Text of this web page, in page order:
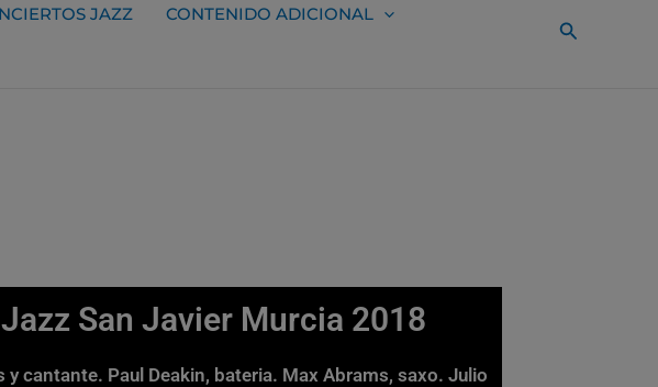
JAZZ
CONTENIDO ADICIONAL
Buscar
San Javier Murcia 2018
cantante. Paul Deakin, bateria. Max Abrams, saxo. Julio